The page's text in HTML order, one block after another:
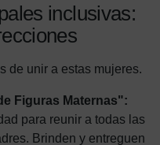
inclusivas:
de unir a estas mujeres.
Figuras Maternas":
para reunir a todas las
Brinden y entreguen